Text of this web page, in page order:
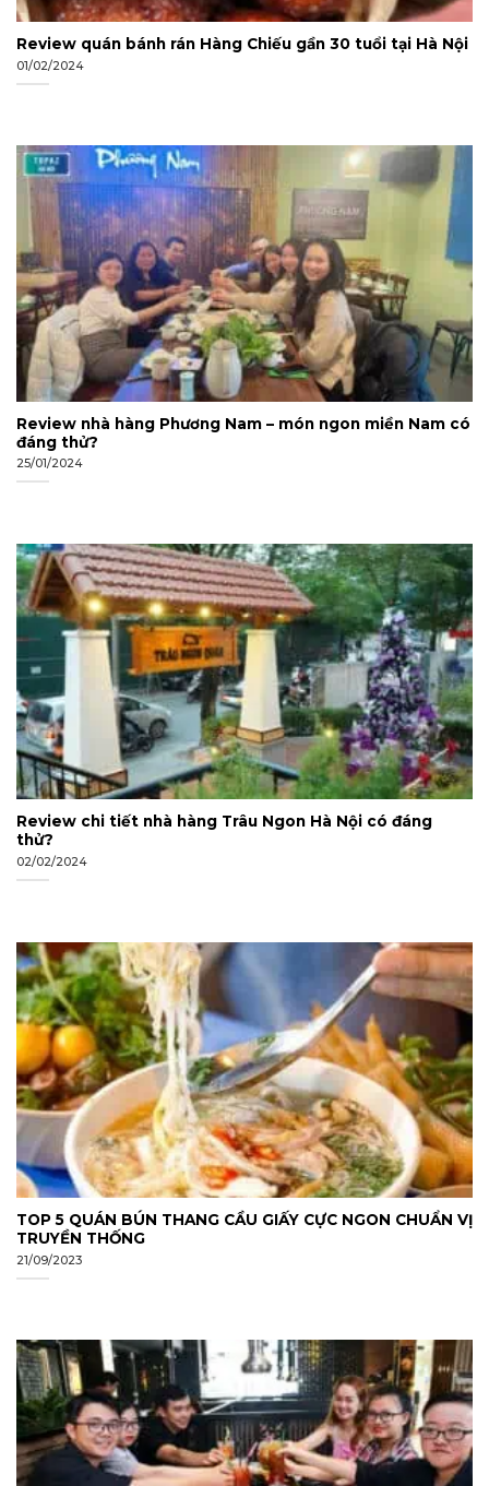
Review quán bánh rán Hàng Chiếu gần 30 tuổi tại Hà Nội
01/02/2024
Review nhà hàng Phương Nam – món ngon miền Nam có
đáng thử?
25/01/2024
Review chi tiết nhà hàng Trâu Ngon Hà Nội có đáng
thử?
02/02/2024
TOP 5 QUÁN BÚN THANG CẦU GIẤY CỰC NGON CHUẨN VỊ
TRUYỀN THỐNG
21/09/2023